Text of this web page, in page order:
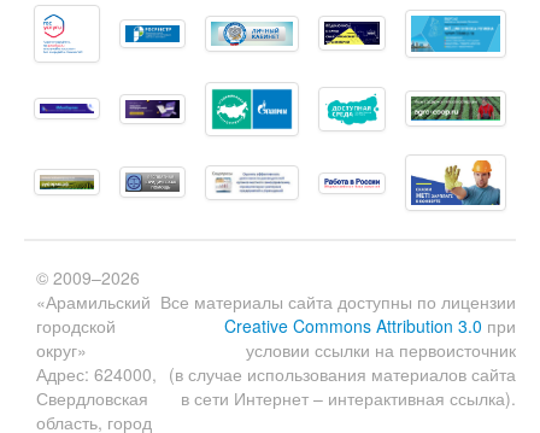
Все материалы сайта доступны по лицензии
Creative Commons Attribution 3.0 при
условии ссылки на первоисточник
(в случае использования материалов сайта
в сети Интернет – интерактивная ссылка).
© 2009–2026
«Арамильский
городской
округ»
Адрес: 624000,
Свердловская
область, город